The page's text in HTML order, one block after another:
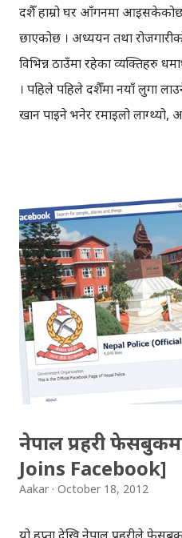
दशैँ हाम्रो घर आँगनमा
छाएकोछ । अध्ययन तथा
विभिन्न ठाउँमा रहेका व्यक्तिहरु
। पहिले पहिले दशैँमा नयाँ लुगा
खान पाइने भनेर रमाइलो लाग्थ्यो,
दैनिकीबाट हप्तादिन फुर्सदले
हो भने, दशैँ रमाइलो लाग्ने कारण
कारणहरु सयौँ निस्कन सक्छन् ।
राम्रा चलनहरु चलाएका रैछन् भन्ने
सम्पूर्ण साथीभाइ, इष्टमित्र,
पाठक तथा शुभचिन्तकहरुमा
शुभकामना ! तपाईहरुको हरेकपल
अवसर पारेर गायक सुगम पोखरेलले
चर्चामा रहेकोछ । अपलोड गरिएको
नेपाल प्रहरी
Joins Facebook]
Aakar October 18, 2012